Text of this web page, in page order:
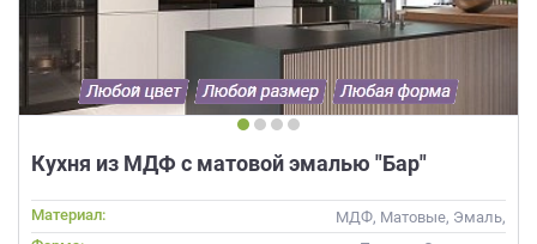
Кухня из МДФ с матовой эмалью "Бар"
Материал:
МДФ, Матовые, Эмаль,
Глянцевые